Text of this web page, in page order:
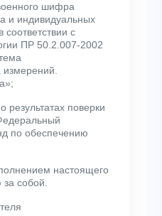
шифра
и индивидуальных
с
ПР 50.2.007-2002
результатах поверки
по обеспечению
настоящего
собой.